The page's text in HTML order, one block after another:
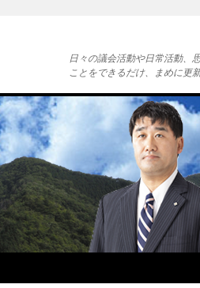
日々の議会活動や日常活動、
ことをできるだけ、まめに更新